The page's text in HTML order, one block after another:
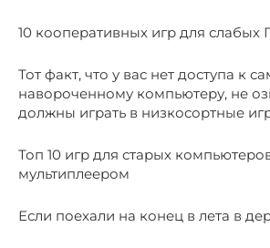
10 кооперативных игр для слабых
Тот факт, что у вас нет доступа к
навороченному компьютеру, не
должны играть в низкосортные
Топ 10 игр для старых
мультиплеером
Если поехали на конец в лета в